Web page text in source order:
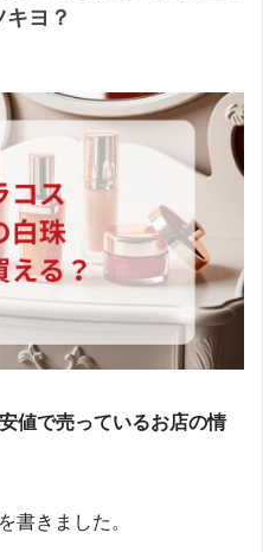
ヨ？
値で売っているお店の情
書きました。